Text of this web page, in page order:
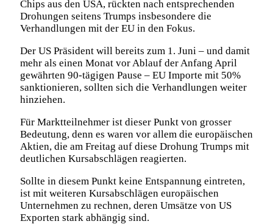
Chips aus den USA, rückten nach entsprechenden
Drohungen seitens Trumps insbesondere die
Verhandlungen mit der EU in den Fokus.
Der US Präsident will bereits zum 1. Juni – und damit
mehr als einen Monat vor Ablauf der Anfang April
gewährten 90-tägigen Pause – EU Importe mit 50%
sanktionieren, sollten sich die Verhandlungen weiter
hinziehen.
Für Marktteilnehmer ist dieser Punkt von grosser
Bedeutung, denn es waren vor allem die europäischen
Aktien, die am Freitag auf diese Drohung Trumps mit
deutlichen Kursabschlägen reagierten.
Sollte in diesem Punkt keine Entspannung eintreten,
ist mit weiteren Kursabschlägen europäischen
Unternehmen zu rechnen, deren Umsätze von US
Exporten stark abhängig sind.